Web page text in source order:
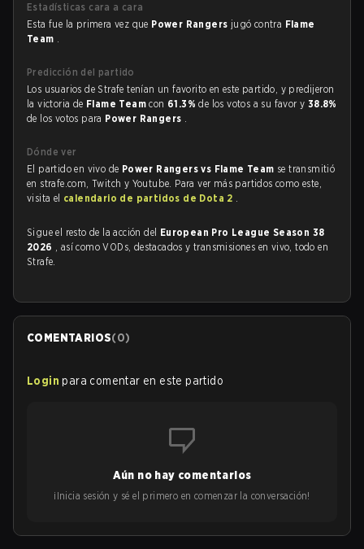
Estadísticas cara a cara
Esta fue la primera vez que Power Rangers jugó contra Flame
Team .
Predicción del partido
Los usuarios de Strafe tenían un favorito en este partido, y predijeron
la victoria de Flame Teamcon 61.3%de los votos a su favor y 38.8%
de los votos para Power Rangers .
Dónde ver
El partido en vivo de Power Rangers vs Flame Team se transmitió
en strafe.com, Twitch y Youtube. Para ver más partidos como este,
visita el calendario de partidos de Dota 2 .
Sigue el resto de la acción del European Pro League Season 38
2026 , así como VODs, destacados y transmisiones en vivo, todo en
Strafe.
COMENTARIOS(0)
Login para comentar en este partido
Aún no hay comentarios
¡Inicia sesión y sé el primero en comenzar la conversación!